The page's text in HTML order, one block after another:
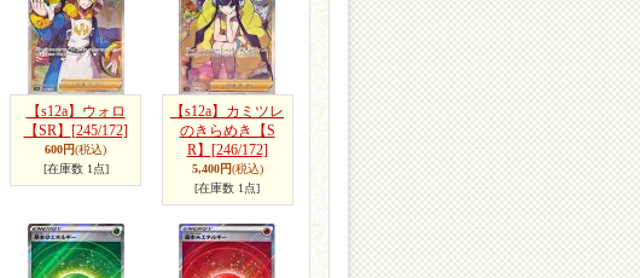
【s12a】ウォロ
【SR】
[245/172]
600円(税込)
[在庫数 1点]
【s12a】カミツレ
のきらめき【S
R】
[246/172]
5,400円(税込)
[在庫数 1点]